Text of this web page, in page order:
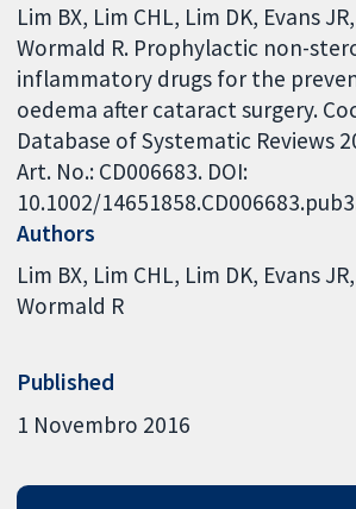
Lim BX, Lim CHL, Lim DK, Evans
Wormald R. Prophylactic non-
inflammatory drugs for the
oedema after cataract surgery.
Database of Systematic Reviews
Art. No.: CD006683. DOI:
10.1002/
Authors
Lim BX Lim CHL Lim DK Evans JR
Wormald R
Published
1 Novembro 2016